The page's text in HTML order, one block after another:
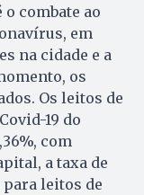
combate ao
em
na cidade e a
os
Os leitos de
19 do
com
a taxa de
para leitos de